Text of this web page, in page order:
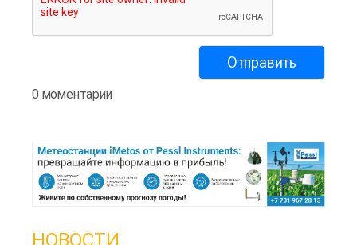
0 моментарии
НОВОСТИ